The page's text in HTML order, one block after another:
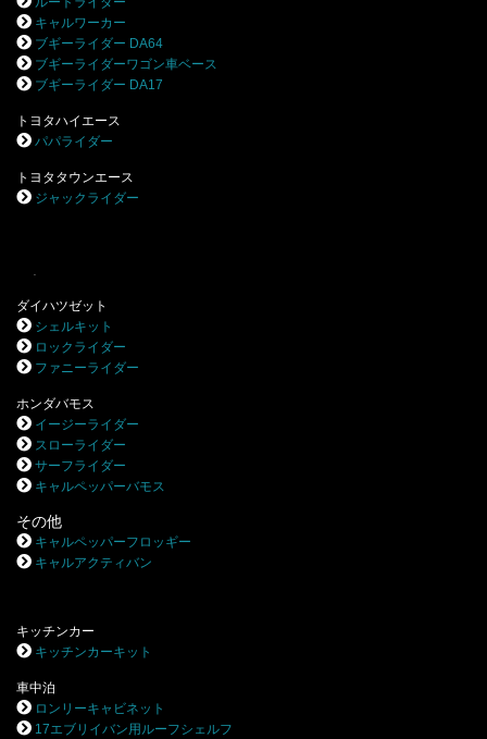
キャルワーカー
ブギーライダー DA64
ブギーライダーワゴン車ベース
ブギーライダー DA17
トヨタハイエース
パパライダー
トヨタタウンエース
ジャックライダー
ダイハツゼット
シェルキット
ロックライダー
ファニーライダー
ホンダバモス
イージーライダー
スローライダー
サーフライダー
キャルペッパーバモス
その他
キャルペッパーフロッギー
キャルアクティバン
キッチンカー
キッチンカーキット
車中泊
ロンリーキャビネット
17エブリイバン用ルーフシェルフ